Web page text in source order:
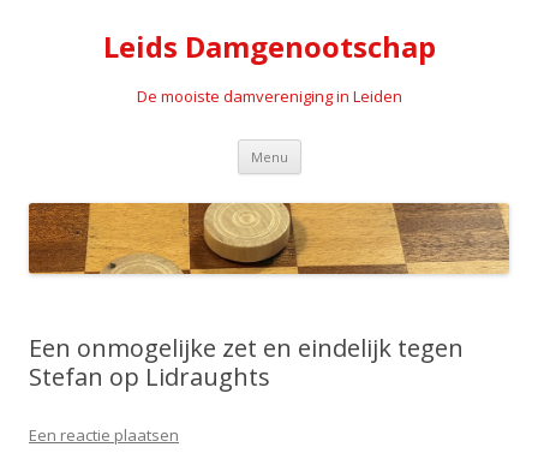
Leids Damgenootschap
De mooiste damvereniging in Leiden
Menu Spring naar de inhoud
Een onmogelijke zet en eindelijk tegen
Stefan op Lidraughts
Een reactie plaatsen